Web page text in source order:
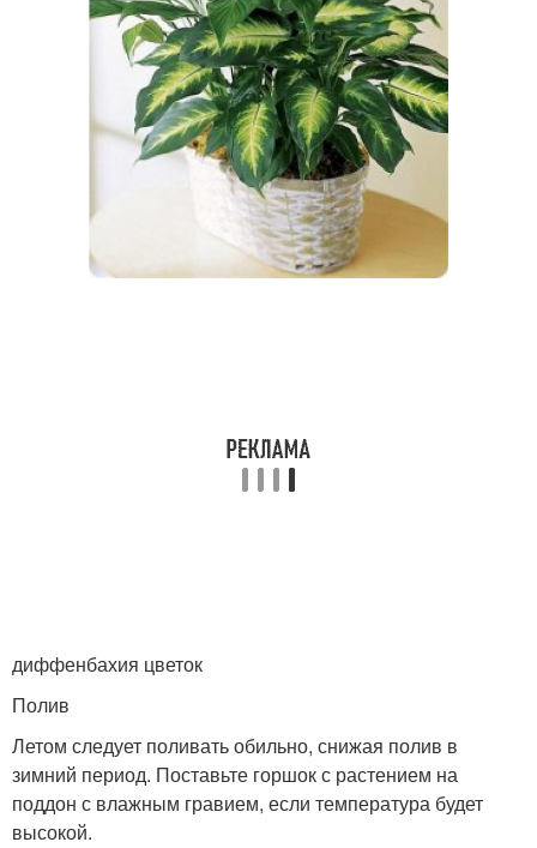
диффенбахия цветок
Полив
Летом следует поливать обильно, снижая полив в
зимний период. Поставьте горшок с растением на
поддон с влажным гравием, если температура будет
высокой.